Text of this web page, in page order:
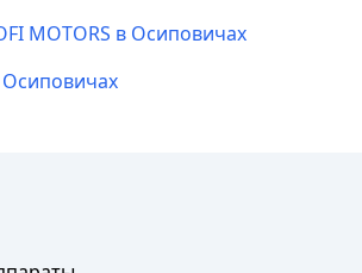
MOTORS в Осиповичах